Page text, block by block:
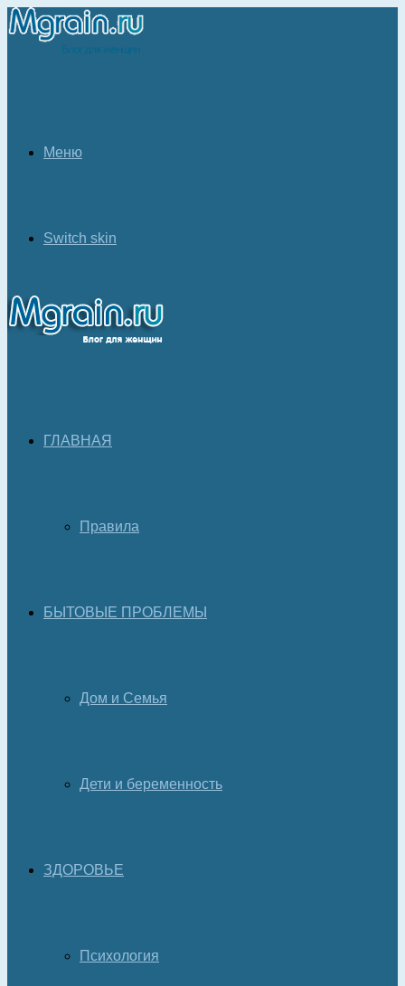
Меню
Switch skin
ГЛАВНАЯ
Правила
БЫТОВЫЕ ПРОБЛЕМЫ
Дом и Семья
Дети и беременность
ЗДОРОВЬЕ
Психология